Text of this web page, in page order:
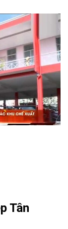
Tân